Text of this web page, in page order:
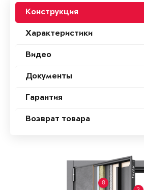
Конструкция
Характеристики
Видео
Документы
Гарантия
Возврат товара
8